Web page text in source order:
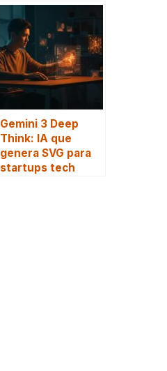
Gemini 3 Deep
Think: IA que
genera SVG para
startups tech